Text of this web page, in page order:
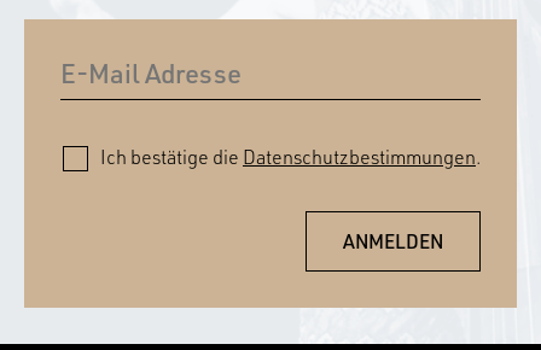
Ich bestätige die Datenschutzbestimmungen.